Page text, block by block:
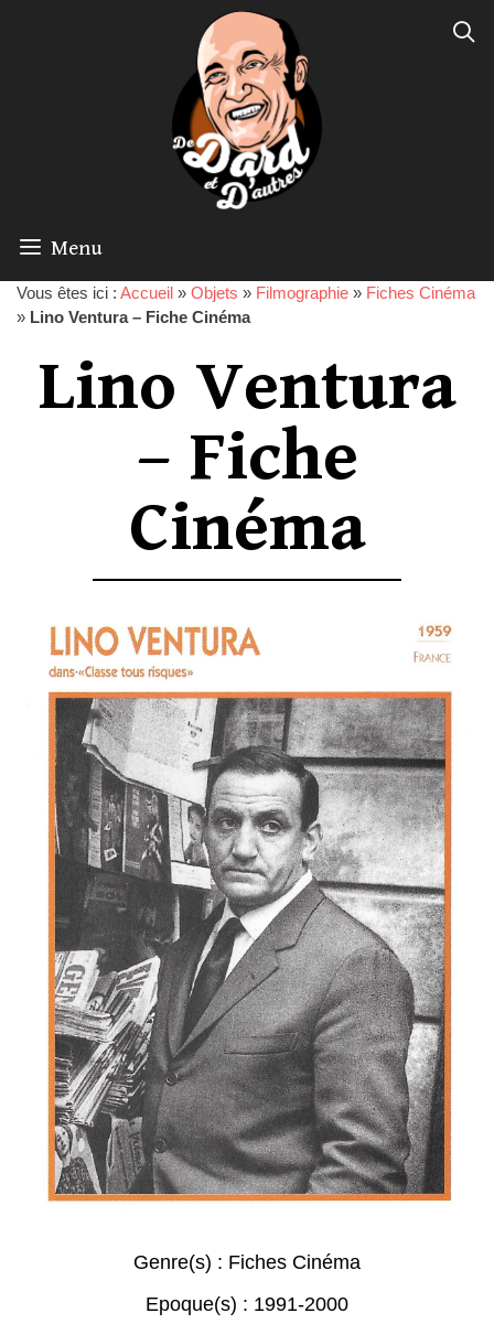
Menu
Vous êtes ici : Accueil » Objets » Filmographie » Fiches Cinéma
» Lino Ventura – Fiche Cinéma
Lino Ventura
– Fiche
Cinéma
Genre(s) : Fiches Cinéma
Epoque(s) : 1991-2000